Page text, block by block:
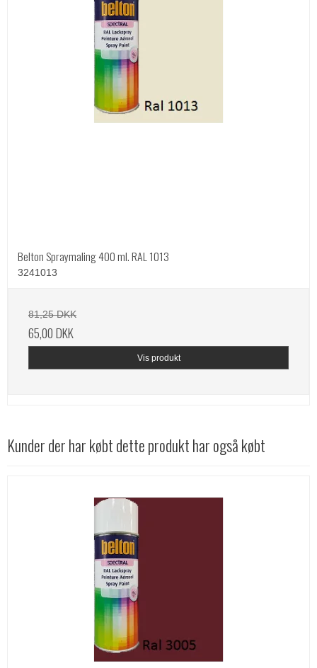
Belton Spraymaling 400 ml. RAL 1013
3241013
81,25 DKK
65,00 DKK
Vis produkt
Kunder der har købt dette produkt har også købt